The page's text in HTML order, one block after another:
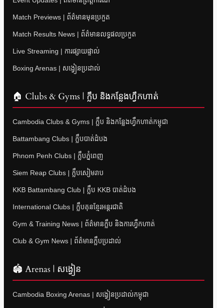
Match Previews | ព័ត៌មានមុនប្រកួត
Match Results News | ព័ត៌មានលទ្ធផលប្រកួត
Live Streaming | ការផ្សាយផ្ទាល់
Boxing Arenas | សង្វៀនប្រដាល់
🏠 Clubs & Gyms | ក្លឹប និងកន្លែងហ្វឹកហាត់
Cambodia Clubs & Gyms | ក្លឹប និងកន្លែងហ្វឹកហាត់កម្ពុជា
Battambang Clubs | ក្លឹបបាត់ដំបង
Phnom Penh Clubs | ក្លឹបភ្នំពេញ
Siem Reap Clubs | ក្លឹបសៀមរាប
KKB Battambang Club | ក្លឹប KKB បាត់ដំបង
International Clubs | ក្លឹបគុនខ្មែរអន្តរជាតិ
Gym & Training News | ព័ត៌មានក្លឹប និងការហ្វឹកហាត់
Club & Gym News | ព័ត៌មានក្លឹបប្រដាល់
🏟 Arenas | សង្វៀន
Cambodia Boxing Arenas | សង្វៀនប្រដាល់កម្ពុជា